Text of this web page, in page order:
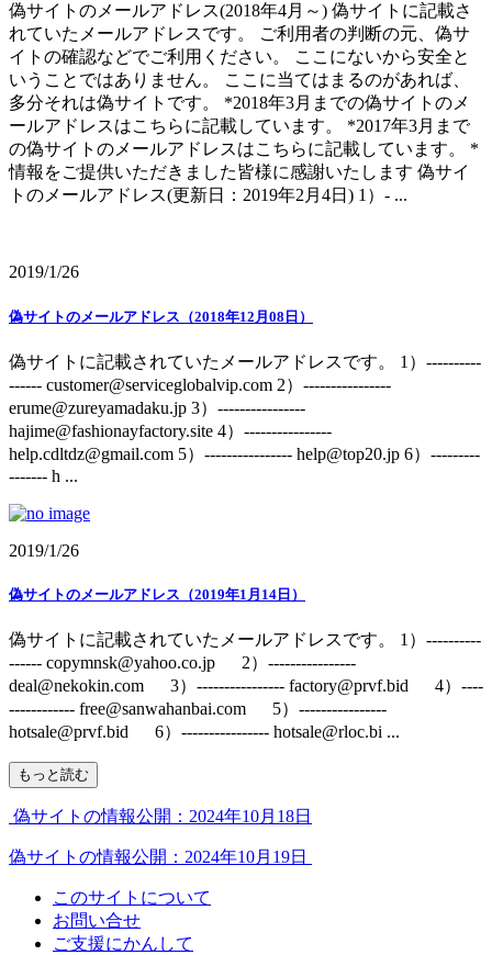
偽サイトのメールアドレス(2018年4月～) 偽サイトに記載さ
れていたメールアドレスです。 ご利用者の判断の元、偽サ
イトの確認などでご利用ください。 ここにないから安全と
いうことではありません。 ここに当てはまるのがあれば、
多分それは偽サイトです。 *2018年3月までの偽サイトのメ
ールアドレスはこちらに記載しています。 *2017年3月まで
の偽サイトのメールアドレスはこちらに記載しています。 *
情報をご提供いただきました皆様に感謝いたします 偽サイ
トのメールアドレス(更新日：2019年2月4日) 1）- ...
2019/1/26
偽サイトのメールアドレス（2018年12月08日）
偽サイトに記載されていたメールアドレスです。 1）----------
------ customer@serviceglobalvip.com 2）----------------
erume@zureyamadaku.jp 3）----------------
hajime@fashionayfactory.site 4）----------------
help.cdltdz@gmail.com 5）---------------- help@top20.jp 6）---------
------- h ...
2019/1/26
偽サイトのメールアドレス（2019年1月14日）
偽サイトに記載されていたメールアドレスです。 1）----------
------ copymnsk@yahoo.co.jp 2）----------------
deal@nekokin.com 3）---------------- factory@prvf.bid 4）----
------------ free@sanwahanbai.com 5）----------------
hotsale@prvf.bid 6）---------------- hotsale@rloc.bi ...
もっと読む
偽サイトの情報公開：2024年10月18日
偽サイトの情報公開：2024年10月19日
このサイトについて
お問い合せ
ご支援にかんして